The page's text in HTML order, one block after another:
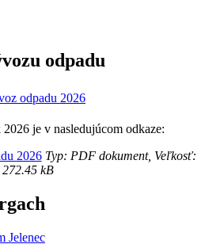
odpadu
je v nasledujúcom odkaze:
2026Typ: PDF dokument, Veľkosť:
272.45 kB